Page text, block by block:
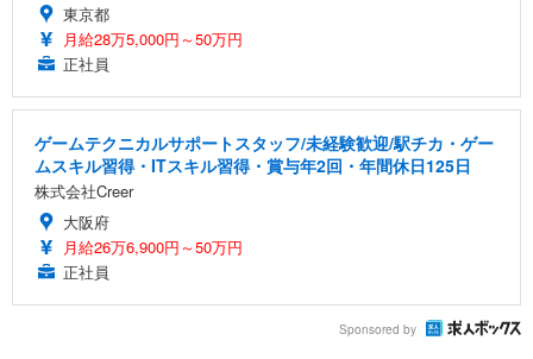
東京都
月給28万5,000円～50万円
正社員
ゲームテクニカルサポートスタッフ/未経験歓迎/駅チカ・ゲー
ムスキル習得・ITスキル習得・賞与年2回・年間休日125日
株式会社Creer
大阪府
月給26万6,900円～50万円
正社員
Sponsored by